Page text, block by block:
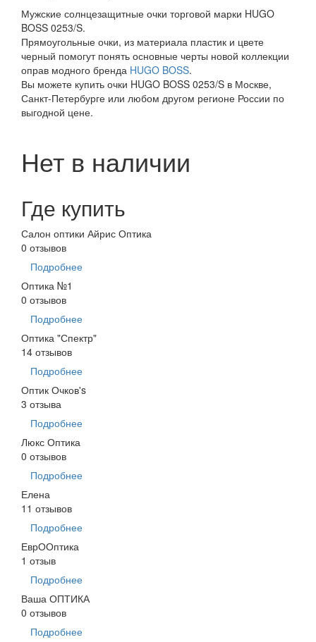
Мужские солнцезащитные очки торговой марки HUGO
BOSS 0253/S.
Прямоугольные очки, из материала пластик и цвете
черный помогут понять основные черты новой коллекции
оправ модного бренда HUGO BOSS.
Вы можете купить очки HUGO BOSS 0253/S в Москве,
Санкт-Петербурге или любом другом регионе России по
выгодной цене.
Нет в наличии
Где купить
Салон оптики Айрис Оптика
0 отзывов
Подробнее
Оптика №1
0 отзывов
Подробнее
Оптика "Спектр"
14 отзывов
Подробнее
Оптик Очков's
3 отзыва
Подробнее
Люкс Оптика
0 отзывов
Подробнее
Елена
11 отзывов
Подробнее
ЕврООптика
1 отзыв
Подробнее
Ваша ОПТИКА
0 отзывов
Подробнее